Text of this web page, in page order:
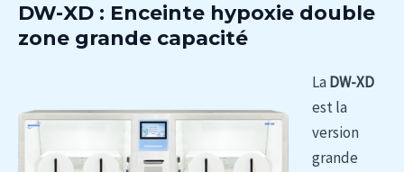
DW-XD : Enceinte hypoxie double
zone grande capacité
La DW-XD
est la
version
grande